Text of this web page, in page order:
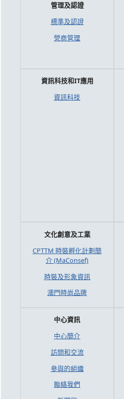
管理及認證
標準及認證
營商管理
資訊科技和IT應用
資訊科技
文化創意及工業
CPTTM 時裝孵化計劃簡
介 (MaConsef)
時裝及形象資訊
澳門時尚品牌
中心資訊
中心簡介
訪問和交流
參與的組織
聯絡我們